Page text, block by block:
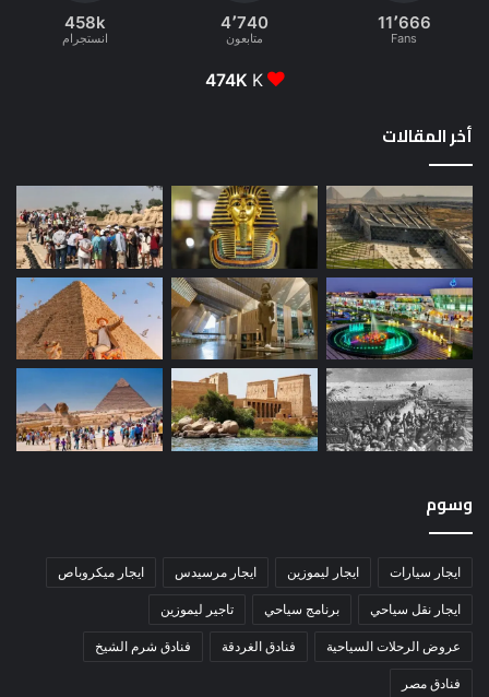
11٬666
Fans
4٬740
متابعون
458k
انستجرام
474K K
أخر المقالات
وسوم
ايجار سيارات ايجار ليموزين ايجار مرسيدس ايجار ميكروباص
ايجار نقل سياحي برنامج سياحي تاجير ليموزين
عروض الرحلات السياحية فنادق الغردقة فنادق شرم الشيخ
فنادق مصر